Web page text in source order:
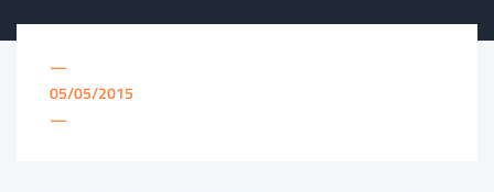
—
05/05/2015
—